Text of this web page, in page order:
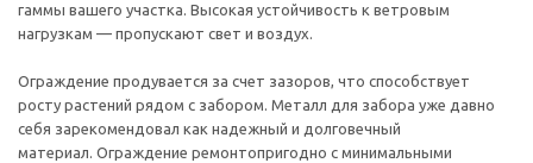
гаммы вашего участка. Высокая устойчивость к ветровым
нагрузкам — пропускают свет и воздух.
Ограждение продувается за счет зазоров, что способствует
росту растений рядом с забором. Металл для забора уже давно
себя зарекомендовал как надежный и долговечный
материал. Ограждение ремонтопригодно с минимальными